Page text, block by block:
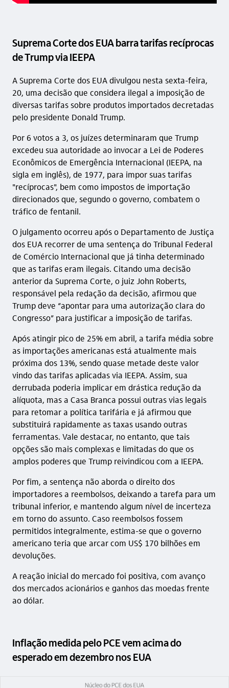
Suprema Corte dos EUA barra tarifas recíprocas
de Trump via IEEPA
A Suprema Corte dos EUA divulgou nesta sexta-feira,
20, uma decisão que considera ilegal a imposição de
diversas tarifas sobre produtos importados decretadas
pelo presidente Donald Trump.
Por 6 votos a 3, os juízes determinaram que Trump
excedeu sua autoridade ao invocar a Lei de Poderes
Econômicos de Emergência Internacional (IEEPA, na
sigla em inglês), de 1977, para impor suas tarifas
"recíprocas", bem como impostos de importação
direcionados que, segundo o governo, combatem o
tráfico de fentanil.
O julgamento ocorreu após o Departamento de Justiça
dos EUA recorrer de uma sentença do Tribunal Federal
de Comércio Internacional que já tinha determinado
que as tarifas eram ilegais. Citando uma decisão
anterior da Suprema Corte, o juiz John Roberts,
responsável pela redação da decisão, afirmou que
Trump deve “apontar para uma autorização clara do
Congresso” para justificar a imposição de tarifas.
Após atingir pico de 25% em abril, a tarifa média sobre
as importações americanas está atualmente mais
próxima dos 13%, sendo quase metade deste valor
vindo das tarifas aplicadas via IEEPA. Assim, sua
derrubada poderia implicar em drástica redução da
alíquota, mas a Casa Branca possui outras vias legais
para retomar a política tarifária e já afirmou que
substituirá rapidamente as taxas usando outras
ferramentas. Vale destacar, no entanto, que tais
opções são mais complexas e limitadas do que os
amplos poderes que Trump reivindicou com a IEEPA.
Por fim, a sentença não aborda o direito dos
importadores a reembolsos, deixando a tarefa para um
tribunal inferior, e mantendo algum nível de incerteza
em torno do assunto. Caso reembolsos fossem
permitidos integralmente, estima-se que o governo
americano teria que arcar com US$ 170 bilhões em
devoluções.
A reação inicial do mercado foi positiva, com avanço
dos mercados acionários e ganhos das moedas frente
ao dólar.
Inflação medida pelo PCE vem acima do
esperado em dezembro nos EUA